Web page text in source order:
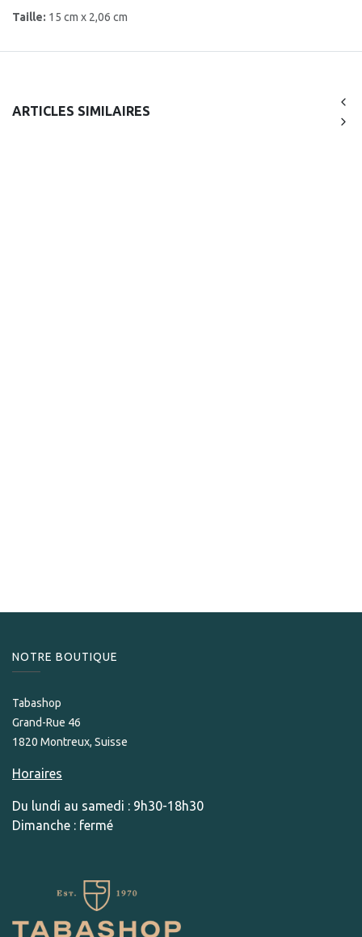
Taille: 15 cm x 2,06 cm
ARTICLES SIMILAIRES
NOTRE BOUTIQUE
Tabashop
Grand-Rue 46
1820 Montreux, Suisse
Horaires
Du lundi au samedi : 9h30-18h30
Dimanche : fermé